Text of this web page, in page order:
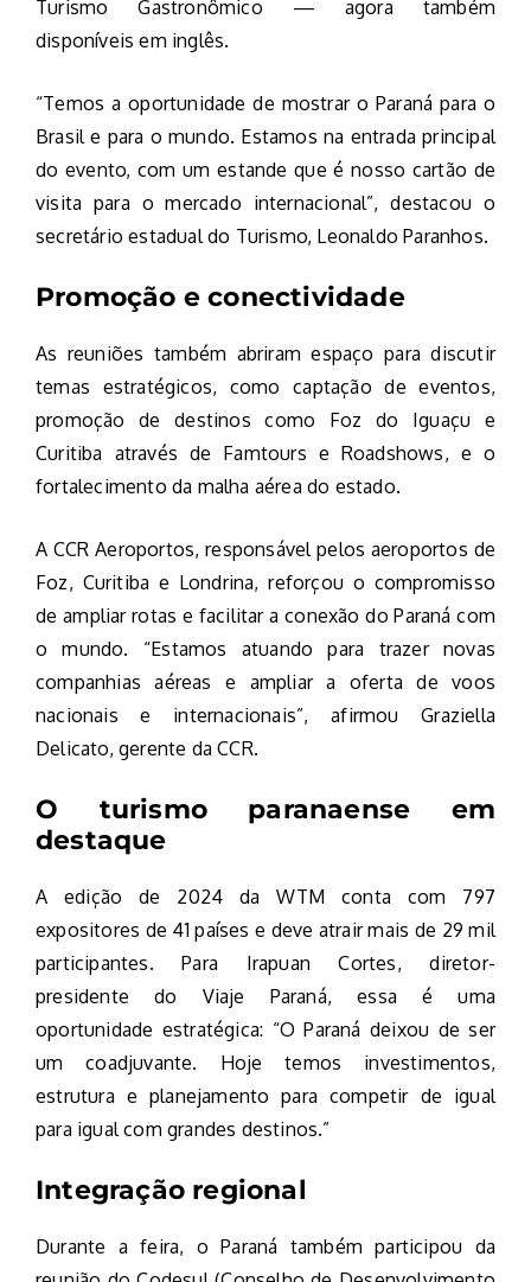
Turismo Gastronômico — agora também
disponíveis em inglês.
“Temos a oportunidade de mostrar o Paraná para o
Brasil e para o mundo. Estamos na entrada principal
do evento, com um estande que é nosso cartão de
visita para o mercado internacional”, destacou o
secretário estadual do Turismo, Leonaldo Paranhos.
Promoção e conectividade
As reuniões também abriram espaço para discutir
temas estratégicos, como captação de eventos,
promoção de destinos como Foz do Iguaçu e
Curitiba através de Famtours e Roadshows, e o
fortalecimento da malha aérea do estado.
A CCR Aeroportos, responsável pelos aeroportos de
Foz, Curitiba e Londrina, reforçou o compromisso
de ampliar rotas e facilitar a conexão do Paraná com
o mundo. “Estamos atuando para trazer novas
companhias aéreas e ampliar a oferta de voos
nacionais e internacionais”, afirmou Graziella
Delicato, gerente da CCR.
O turismo paranaense em
destaque
A edição de 2024 da WTM conta com 797
expositores de 41 países e deve atrair mais de 29 mil
participantes. Para Irapuan Cortes, diretor-
presidente do Viaje Paraná, essa é uma
oportunidade estratégica: “O Paraná deixou de ser
um coadjuvante. Hoje temos investimentos,
estrutura e planejamento para competir de igual
para igual com grandes destinos.”
Integração regional
Durante a feira, o Paraná também participou da